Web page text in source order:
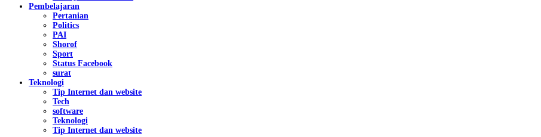
Pembelajaran
Pertanian
Politics
PAI
Shorof
Sport
Status Facebook
surat
Teknologi
Tip Internet dan website
Tech
software
Teknologi
Tip Internet dan website